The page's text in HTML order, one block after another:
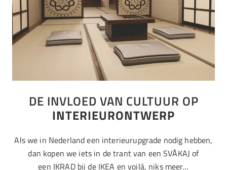
DE INVLOED VAN CULTUUR OP
INTERIEURONTWERP
Als we in Nederland een interieurupgrade nodig hebben,
dan kopen we iets in de trant van een SVÅKAJ of
een IKRAD bij de IKEA en voilà, niks meer…